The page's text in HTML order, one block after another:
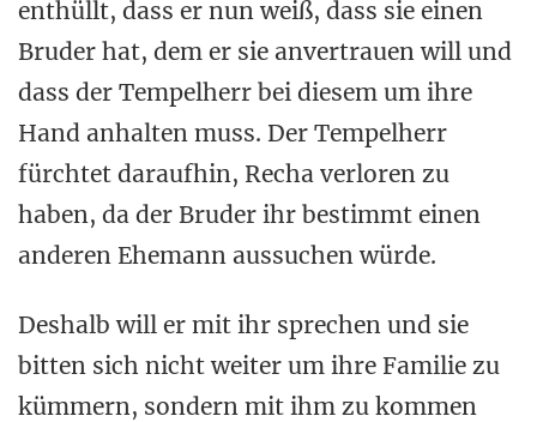
enthüllt, dass er nun weiß, dass sie einen
Bruder hat, dem er sie anvertrauen will und
dass der Tempelherr bei diesem um ihre
Hand anhalten muss. Der Tempelherr
fürchtet daraufhin, Recha verloren zu
haben, da der Bruder ihr bestimmt einen
anderen Ehemann aussuchen würde.
Deshalb will er mit ihr sprechen und sie
bitten sich nicht weiter um ihre Familie zu
kümmern, sondern mit ihm zu kommen